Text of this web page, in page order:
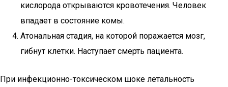
кислорода открываются кровотечения. Человек
впадает в состояние комы.
Атональная стадия, на которой поражается мозг,
гибнут клетки. Наступает смерть пациента.
При инфекционно-токсическом шоке летальность